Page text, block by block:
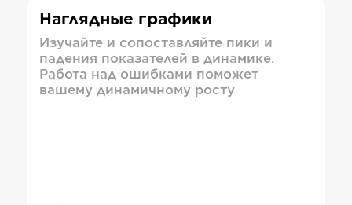
Наглядные графики
Изучайте и сопоставляйте пики и
падения показателей в динамике.
Работа над ошибками поможет
вашему динамичному росту